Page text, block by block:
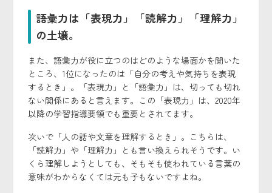
語彙力は「表現力」「読解力」「理解力」
の土壌。
また、語彙力が役に立つのはどのような場面かを聞いた
ところ、1位になったのは「自分の考えや気持ちを表現
するとき」。「表現力」と「語彙力」は、切っても切れ
ない関係にあると言えます。この「表現力」は、2020年
以降の学習指導要領でも重要とされてます。
次いで「人の話や文章を理解するとき」。こちらは、
「読解力」や「理解力」とも言い換えられそうです。い
くら理解しようとしても、そもそも使われている言葉の
意味がわからなくては元も子もないですよね。